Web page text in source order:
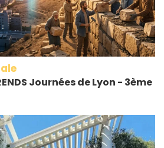
Journées de Lyon - 3ème